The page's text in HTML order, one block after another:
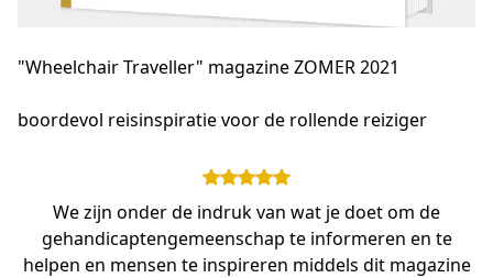
"Wheelchair Traveller" magazine ZOMER 2021
boordevol reisinspiratie voor de rollende reiziger
We zijn onder de indruk van wat je doet om de
gehandicaptengemeenschap te informeren en te
helpen en mensen te inspireren middels dit magazine